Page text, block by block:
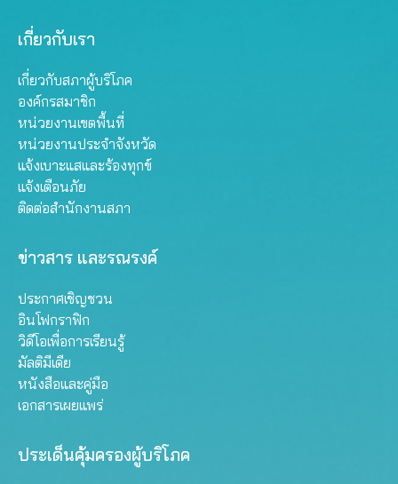
เกี่ยวกับเรา
เกี่ยวกับสภาผู้บริโภค
องค์กรสมาชิก
หน่วยงานเขตพื้นที่
หน่วยงานประจำจังหวัด
แจ้งเบาะแสและร้องทุกข์
แจ้งเตือนภัย
ติดต่อสำนักงานสภา
ข่าวสาร และรณรงค์
ประกาศเชิญชวน
อินโฟกราฟิก
วิดีโอเพื่อการเรียนรู้
มัลติมีเดีย
หนังสือและคู่มือ
เอกสารเผยแพร่
ประเด็นคุ้มครองผู้บริโภค